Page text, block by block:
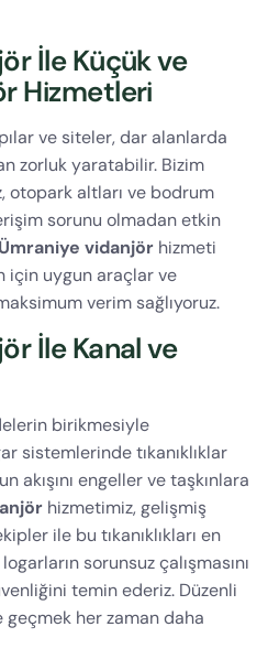
İle Küçük ve
Hizmetleri
ve siteler, dar alanlarda
zorluk yaratabilir. Bizim
otopark altları ve bodrum
sorunu olmadan etkin
Ümraniye vidanjör hizmeti
için uygun araçlar ve
verim sağlıyoruz.
İle Kanal ve
birikmesiyle
sistemlerinde tıkanıklıklar
akışını engeller ve taşkınlara
hizmetimiz, gelişmiş
ile bu tıkanıklıkları en
sorunsuz çalışmasını
temin ederiz. Düzenli
geçmek her zaman daha